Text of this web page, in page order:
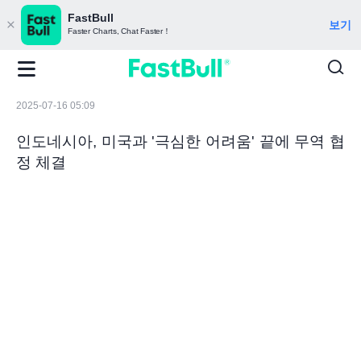
FastBull
Faster Charts, Chat Faster！ 보기
2025-07-16 05:09
인도네시아, 미국과 '극심한 어려움' 끝에 무역 협
정 체결